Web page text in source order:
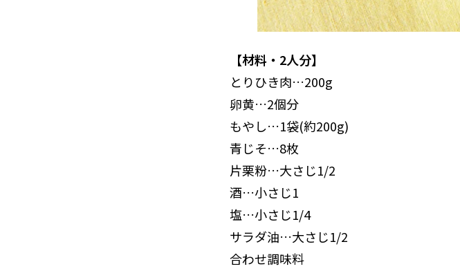
【材料・2人分】
とりひき肉…200g
卵黄…2個分
もやし…1袋(約200g)
青じそ…8枚
片栗粉…大さじ1/2
酒…小さじ1
塩…小さじ1/4
サラダ油…大さじ1/2
合わせ調味料